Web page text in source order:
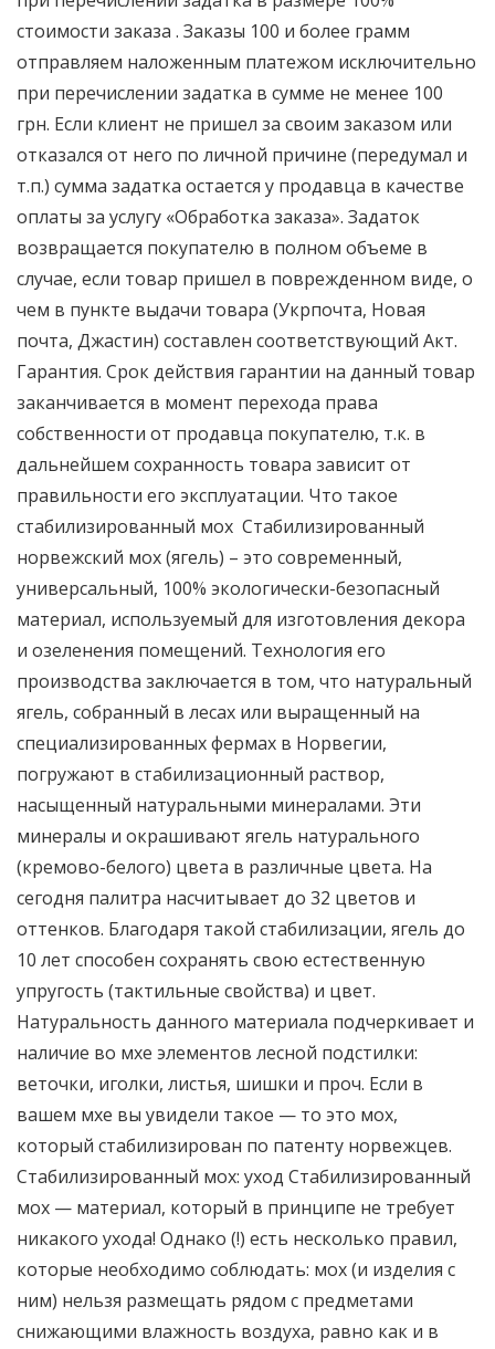
стоимости заказа . Заказы 100 и более грамм
отправляем наложенным платежом исключительно
при перечислении задатка в сумме не менее 100
грн. Если клиент не пришел за своим заказом или
отказался от него по личной причине (передумал и
т.п.) сумма задатка остается у продавца в качестве
оплаты за услугу «Обработка заказа». Задаток
возвращается покупателю в полном объеме в
случае, если товар пришел в поврежденном виде, о
чем в пункте выдачи товара (Укрпочта, Новая
почта, Джастин) составлен соответствующий Акт.
Гарантия. Срок действия гарантии на данный товар
заканчивается в момент перехода права
собственности от продавца покупателю, т.к. в
дальнейшем сохранность товара зависит от
правильности его эксплуатации. Что такое
стабилизированный мох Стабилизированный
норвежский мох (ягель) – это современный,
универсальный, 100% экологически-безопасный
материал, используемый для изготовления декора
и озеленения помещений. Технология его
производства заключается в том, что натуральный
ягель, собранный в лесах или выращенный на
специализированных фермах в Норвегии,
погружают в стабилизационный раствор,
насыщенный натуральными минералами. Эти
минералы и окрашивают ягель натурального
(кремово-белого) цвета в различные цвета. На
сегодня палитра насчитывает до 32 цветов и
оттенков. Благодаря такой стабилизации, ягель до
10 лет способен сохранять свою естественную
упругость (тактильные свойства) и цвет.
Натуральность данного материала подчеркивает и
наличие во мхе элементов лесной подстилки:
веточки, иголки, листья, шишки и проч. Если в
вашем мхе вы увидели такое — то это мох,
который стабилизирован по патенту норвежцев.
Стабилизированный мох: уход Стабилизированный
мох — материал, который в принципе не требует
никакого ухода! Однако (!) есть несколько правил,
которые необходимо соблюдать: мох (и изделия с
ним) нельзя размещать рядом с предметами
снижающими влажность воздуха, равно как и в